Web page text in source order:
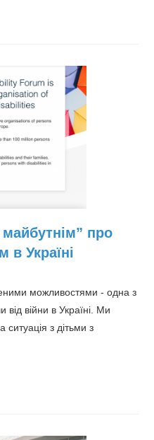
майбутнім” про
в Україні
можливостями - одна з
від війни в Україні. Ми
ситуація з дітьми з